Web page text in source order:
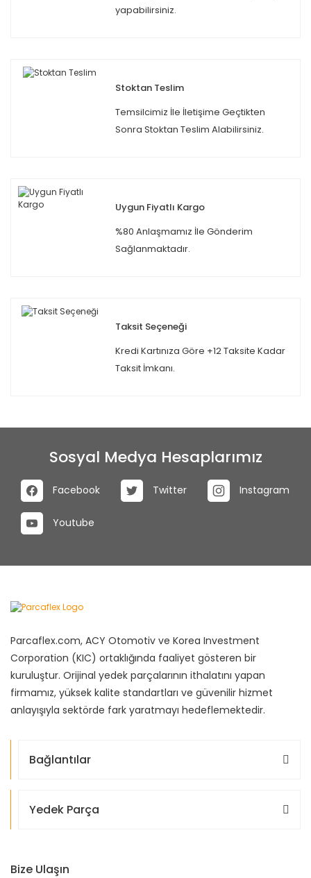
yapabilirsiniz.
Stoktan Teslim
Temsilcimiz İle İletişime Geçtikten
Sonra Stoktan Teslim Alabilirsiniz.
Uygun Fiyatlı Kargo
%80 Anlaşmamız İle Gönderim
Sağlanmaktadır.
Taksit Seçeneği
Kredi Kartınıza Göre +12 Taksite Kadar
Taksit İmkanı.
Sosyal Medya Hesaplarımız
Facebook Twitter Instagram
Youtube
Parcaflex.com, ACY Otomotiv ve Korea Investment
Corporation (KIC) ortaklığında faaliyet gösteren bir
kuruluştur. Orijinal yedek parçalarının ithalatını yapan
firmamız, yüksek kalite standartları ve güvenilir hizmet
anlayışıyla sektörde fark yaratmayı hedeflemektedir.
Bağlantılar
Yedek Parça
Bize Ulaşın